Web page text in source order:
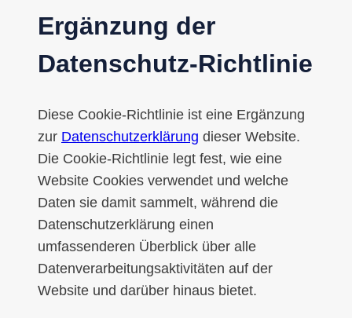
Ergänzung der
Datenschutz-Richtlinie
Diese Cookie-Richtlinie ist eine Ergänzung
zur Datenschutzerklärung dieser Website.
Die Cookie-Richtlinie legt fest, wie eine
Website Cookies verwendet und welche
Daten sie damit sammelt, während die
Datenschutzerklärung einen
umfassenderen Überblick über alle
Datenverarbeitungsaktivitäten auf der
Website und darüber hinaus bietet.